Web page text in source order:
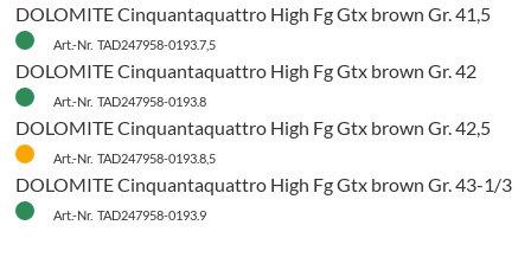
DOLOMITE Cinquantaquattro High Fg Gtx brown Gr. 41,5
Art.-Nr. TAD247958-0193.7,5
DOLOMITE Cinquantaquattro High Fg Gtx brown Gr. 42
Art.-Nr. TAD247958-0193.8
DOLOMITE Cinquantaquattro High Fg Gtx brown Gr. 42,5
Art.-Nr. TAD247958-0193.8,5
DOLOMITE Cinquantaquattro High Fg Gtx brown Gr. 43-1/3
Art.-Nr. TAD247958-0193.9